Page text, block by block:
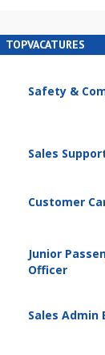
TOPVACATURES
Safety &
Sales
Customer
Junior
Officer
Sales Admin